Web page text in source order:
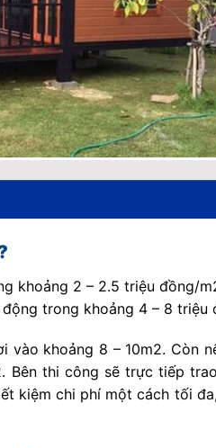
khoảng 2 – 2.5 triệu đồng/
trong khoảng 4 – 8 triệu
khoảng 8 – 10m2. Còn
thi công sẽ trực tiếp
kiệm chi phí một cách tối